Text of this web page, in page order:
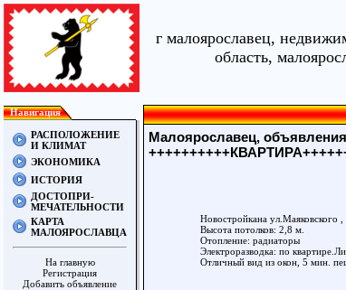
г малоярославец,
область,
Навигация
РАСПОЛОЖЕНИЕ
И КЛИМАТ
ЭКОНОМИКА
ИСТОРИЯ
ДОСТОПРИ-
МЕЧАТЕЛЬНОСТИ
КАРТА
МАЛОЯРОСЛАВЦА
На главную
Регистрация
Добавить объявление
Малоярославец,
Новостройкана ул.Маяковского
Высота потолков: 2,8 м.
Отопление: радиаторы
Электроразводка: по
Отличный вид из окон, 5 мин.